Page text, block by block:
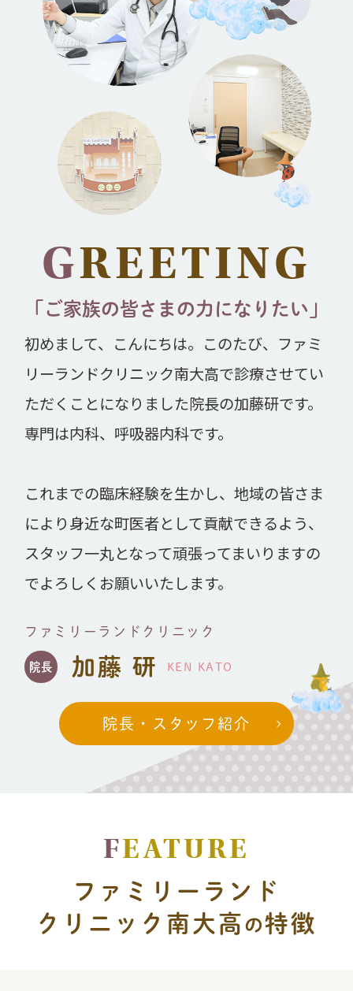
麻しん及び風疹（MRワクチン）の定期の
予防接種の2年延長について
2025.06.26
診察の付き添いについて
2025.03.19
Ｗｅｂ予約開始時間変更
患者様のお呼び出し方法の変更について
2025.01.28
KLCポータルサイトの開設
2024.07.26
医療法人KLCの紹介動画
2024.07.01
知らせ
2024.05.29
高血圧症・脂質異常症・糖尿病で通院中の
患者様へ
2024.05.29
診療報酬改定に伴うお知らせ
2024.05.29
マスク有料化のお知らせ
2024.05.10
の持参をお願い致します
2024.02.16
小児科、 内科 の診察受付順番について
GREETING
「ご家族の皆さまの力になりたい」
初めまして、こんにちは。このたび、ファミ
リーランドクリニック南大高で診療させてい
ただくことになりました院長の加藤研です。
専門は内科、呼吸器内科です。
これまでの臨床経験を生かし、地域の皆さま
により身近な町医者として貢献できるよう、
スタッフ一丸となって頑張ってまいりますの
でよろしくお願いいたします。
ファミリーランドクリニック
院長 加藤 研 KEN KATO
院長・スタッフ紹介
FEATURE
ファミリーランド
クリニック南大高 の特徴